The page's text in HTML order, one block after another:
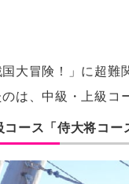
国大冒険！」に超難
は、中級・上級コ
コース「侍大将コー